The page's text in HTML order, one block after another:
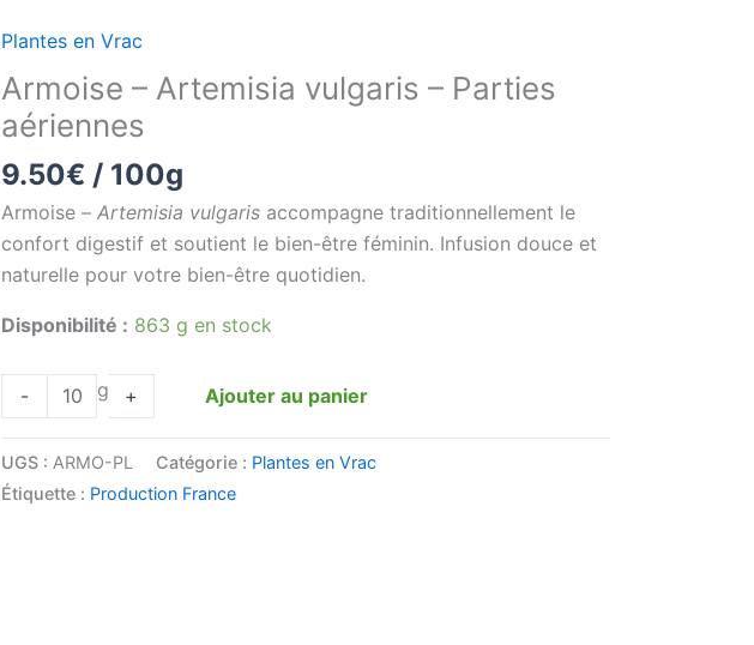
Plantes en Vrac
Armoise – Artemisia vulgaris – Parties
aériennes
9.50€ / 100g
Armoise –Artemisia vulgaris accompagne traditionnellement le
confort digestif et soutient le bien-être féminin. Infusion douce et
naturelle pour votre bien-être quotidien.
Disponibilité : 863 g en stock
-
quantité
de
Armoise
-
Artemisia
vulgaris
Parties
aériennes
g + Ajouter au panier
UGS : ARMO-PL Catégorie : Plantes en Vrac
Étiquette : Production France